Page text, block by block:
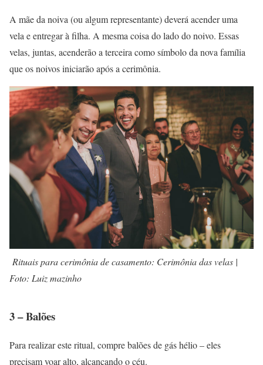
A mãe da noiva (ou algum representante) deverá acender uma
vela e entregar à filha. A mesma coisa do lado do noivo. Essas
velas, juntas, acenderão a terceira como símbolo da nova família
que os noivos iniciarão após a cerimônia.
Rituais para cerimônia de casamento: Cerimônia das velas |
Foto: Luiz mazinho
3 – Balões
Para realizar este ritual, compre balões de gás hélio – eles
precisam voar alto, alcançando o céu.